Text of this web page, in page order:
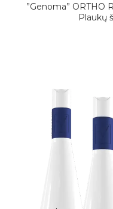
”Genoma” ORTHO
Plaukų